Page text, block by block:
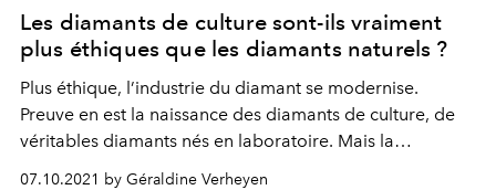
Les diamants de culture sont-ils vraiment
plus éthiques que les diamants naturels ?
Plus éthique, l’industrie du diamant se modernise.
Preuve en est la naissance des diamants de culture, de
véritables diamants nés en laboratoire. Mais la
07.10.2021 by Géraldine Verheyen